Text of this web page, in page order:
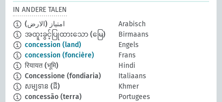
IN ANDERE TALEN
امتياز (الارض)
Arabisch
အထူးခွင့်ပြုထားသော (မြေ)
Birmaans
concession (land)
Engels
concession (foncière)
Frans
रियायत (भूमि)
Hindi
Concessione (fondiaria)
Italiaans
សម្បទាន (ដី)
Khmer
concessão (terra)
Portugees